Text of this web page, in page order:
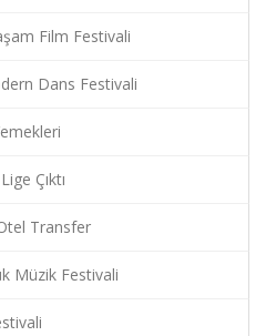
Film Festivali
Dans Festivali
Çıktı
Transfer
Müzik Festivali